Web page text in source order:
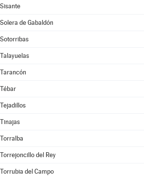
Sisante
Solera de Gabaldón
Sotorribas
Talayuelas
Tarancón
Tébar
Tejadillos
Tinajas
Torralba
Torrejoncillo del Rey
Torrubia del Campo